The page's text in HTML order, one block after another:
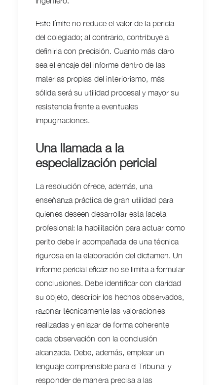
Este límite no reduce el valor de la pericia
del colegiado; al contrario, contribuye a
definirla con precisión. Cuanto más claro
sea el encaje del informe dentro de las
materias propias del interiorismo, más
sólida será su utilidad procesal y mayor su
resistencia frente a eventuales
impugnaciones.
Una llamada a la
especialización pericial
La resolución ofrece, además, una
enseñanza práctica de gran utilidad para
quienes deseen desarrollar esta faceta
profesional: la habilitación para actuar como
perito debe ir acompañada de una técnica
rigurosa en la elaboración del dictamen. Un
informe pericial eficaz no se limita a formular
conclusiones. Debe identificar con claridad
su objeto, describir los hechos observados,
razonar técnicamente las valoraciones
realizadas y enlazar de forma coherente
cada observación con la conclusión
alcanzada. Debe, además, emplear un
lenguaje comprensible para el Tribunal y
responder de manera precisa a las